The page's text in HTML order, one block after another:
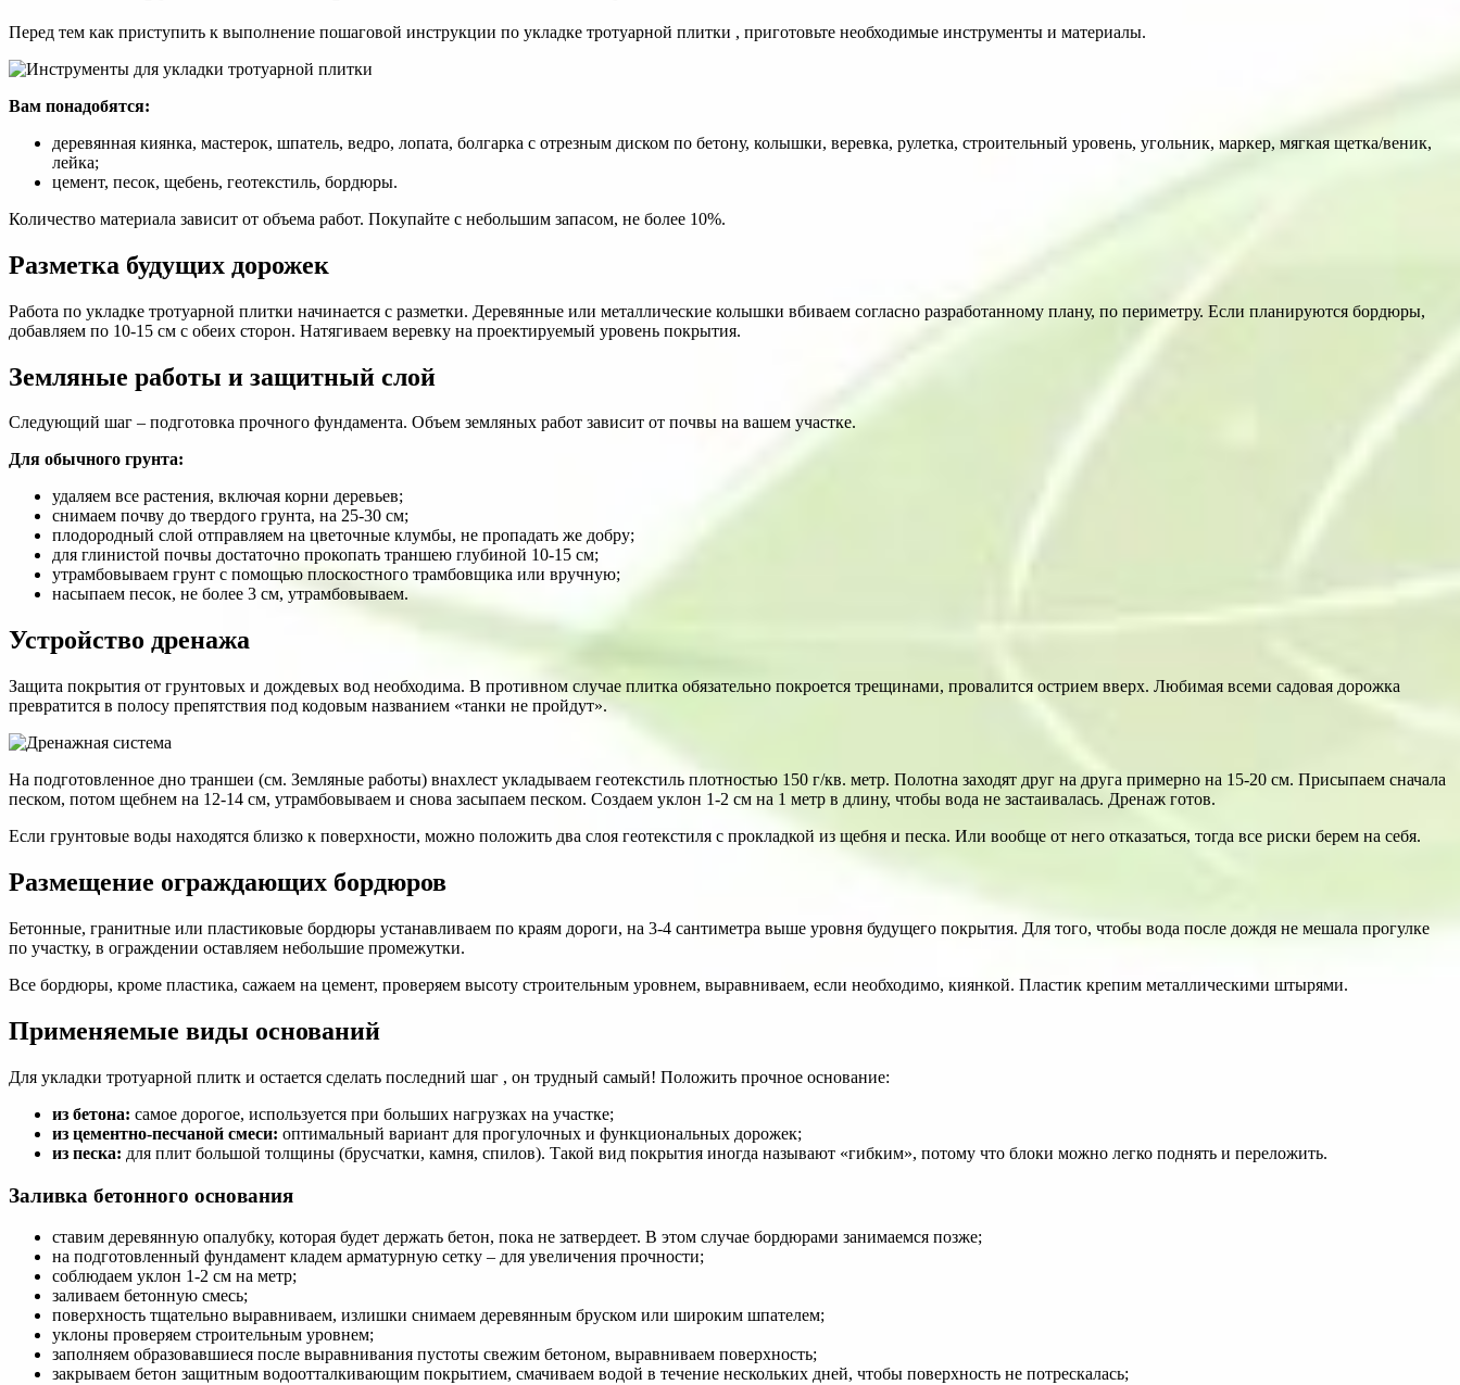
Перед тем как приступить к выполнение пошаговой инструкции по укладке тротуарной плитки , приготовьте необходимые инструменты и материалы.
Вам понадобятся:
деревянная киянка, мастерок, шпатель, ведро, лопата, болгарка с отрезным диском по бетону, колышки, веревка, рулетка, строительный уровень, угольник, маркер, мягкая щетка/веник,
лейка;
цемент, песок, щебень, геотекстиль, бордюры.
Количество материала зависит от объема работ. Покупайте с небольшим запасом, не более 10%.
Разметка будущих дорожек
Работа по укладке тротуарной плитки начинается с разметки. Деревянные или металлические колышки вбиваем согласно разработанному плану, по периметру. Если планируются бордюры,
добавляем по 10-15 см с обеих сторон. Натягиваем веревку на проектируемый уровень покрытия.
Земляные работы и защитный слой
Следующий шаг – подготовка прочного фундамента. Объем земляных работ зависит от почвы на вашем участке.
Для обычного грунта:
удаляем все растения, включая корни деревьев;
снимаем почву до твердого грунта, на 25-30 см;
плодородный слой отправляем на цветочные клумбы, не пропадать же добру;
для глинистой почвы достаточно прокопать траншею глубиной 10-15 см;
утрамбовываем грунт с помощью плоскостного трамбовщика или вручную;
насыпаем песок, не более 3 см, утрамбовываем.
Устройство дренажа
Защита покрытия от грунтовых и дождевых вод необходима. В противном случае плитка обязательно покроется трещинами, провалится острием вверх. Любимая всеми садовая дорожка
превратится в полосу препятствия под кодовым названием «танки не пройдут».
На подготовленное дно траншеи (см. Земляные работы) внахлест укладываем геотекстиль плотностью 150 г/кв. метр. Полотна заходят друг на друга примерно на 15-20 см. Присыпаем сначала
песком, потом щебнем на 12-14 см, утрамбовываем и снова засыпаем песком. Создаем уклон 1-2 см на 1 метр в длину, чтобы вода не застаивалась. Дренаж готов.
Если грунтовые воды находятся близко к поверхности, можно положить два слоя геотекстиля с прокладкой из щебня и песка. Или вообще от него отказаться, тогда все риски берем на себя.
Размещение ограждающих бордюров
Бетонные, гранитные или пластиковые бордюры устанавливаем по краям дороги, на 3-4 сантиметра выше уровня будущего покрытия. Для того, чтобы вода после дождя не мешала прогулке
по участку, в ограждении оставляем небольшие промежутки.
Все бордюры, кроме пластика, сажаем на цемент, проверяем высоту строительным уровнем, выравниваем, если необходимо, киянкой. Пластик крепим металлическими штырями.
Применяемые виды оснований
Для укладки тротуарной плитк и остается сделать последний шаг , он трудный самый! Положить прочное основание:
из бетона: самое дорогое, используется при больших нагрузках на участке;
из цементно-песчаной смеси: оптимальный вариант для прогулочных и функциональных дорожек;
из песка: для плит большой толщины (брусчатки, камня, спилов). Такой вид покрытия иногда называют «гибким», потому что блоки можно легко поднять и переложить.
Заливка бетонного основания
ставим деревянную опалубку, которая будет держать бетон, пока не затвердеет. В этом случае бордюрами занимаемся позже;
на подготовленный фундамент кладем арматурную сетку – для увеличения прочности;
соблюдаем уклон 1-2 см на метр;
заливаем бетонную смесь;
поверхность тщательно выравниваем, излишки снимаем деревянным бруском или широким шпателем;
уклоны проверяем строительным уровнем;
заполняем образовавшиеся после выравнивания пустоты свежим бетоном, выравниваем поверхность;
закрываем бетон защитным водоотталкивающим покрытием, смачиваем водой в течение нескольких дней, чтобы поверхность не потрескалась;